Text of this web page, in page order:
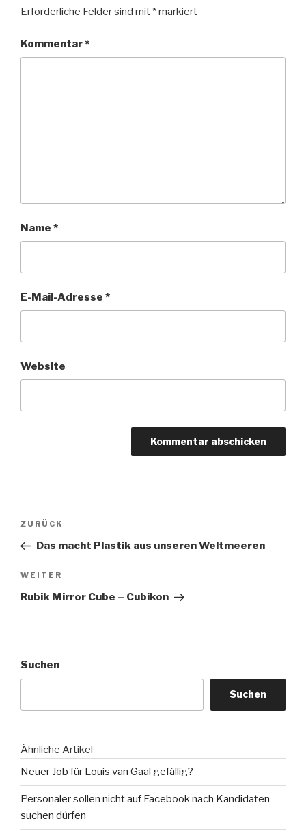
Erforderliche Felder sind mit *markiert
Kommentar*
Name *
E-Mail-Adresse *
Website
Beitragsnavigation
Vorheriger
Beitrag
ZURÜCK
Das macht Plastik aus unseren Weltmeeren
Nächster
Beitrag
WEITER
Rubik Mirror Cube – Cubikon
Suchen
Suchen
Ähnliche Artikel
Neuer Job für Louis van Gaal gefällig?
Personaler sollen nicht auf Facebook nach Kandidaten
suchen dürfen